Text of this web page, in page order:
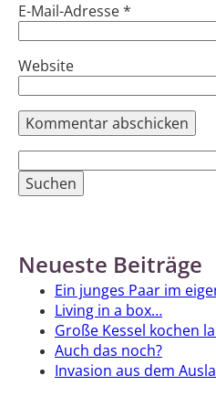
E-Mail-Adresse *
Website
nach:
Neueste Beiträge
Ein junges Paar im
Living in a box…
Große Kessel kochen
Auch das noch?
Invasion aus dem